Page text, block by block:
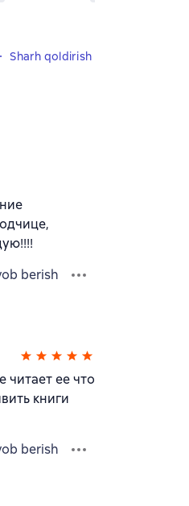
Sharh qoldirish
berish
читает ее что
книги
berish